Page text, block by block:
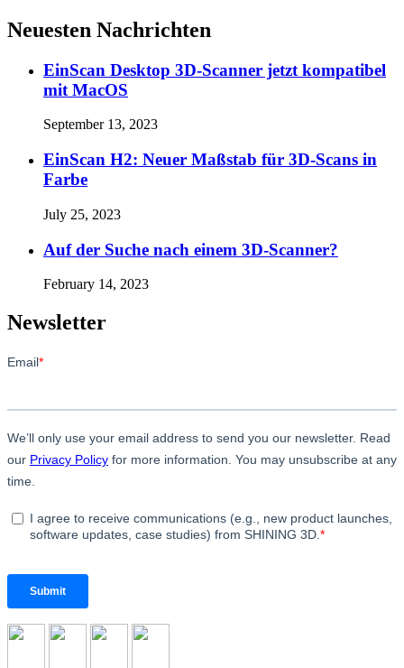
Neuesten Nachrichten
EinScan Desktop 3D-Scanner jetzt kompatibel
mit MacOS
September 13, 2023
EinScan H2: Neuer Maßstab für 3D-Scans in
Farbe
July 25, 2023
Auf der Suche nach einem 3D-Scanner?
February 14, 2023
Newsletter